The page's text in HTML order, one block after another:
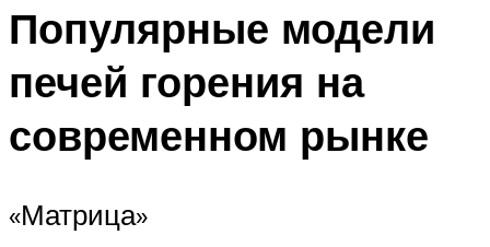
Популярные модели
печей горения на
современном рынке
«Матрица»